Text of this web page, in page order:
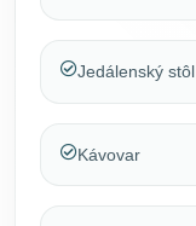
Jedálenský stôl
Kávovar